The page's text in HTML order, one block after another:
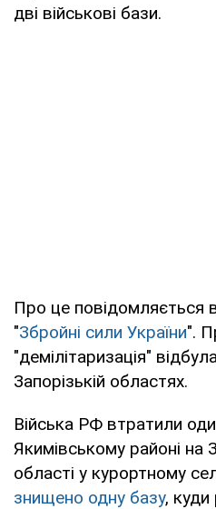
дві військові бази.
Про це повідомляється
"Збройні сили України".
"демілітаризація"
Запорізькій областях.
Війська РФ втратили
Якимівському районі на
області у курортному
знищено одну базу, куди